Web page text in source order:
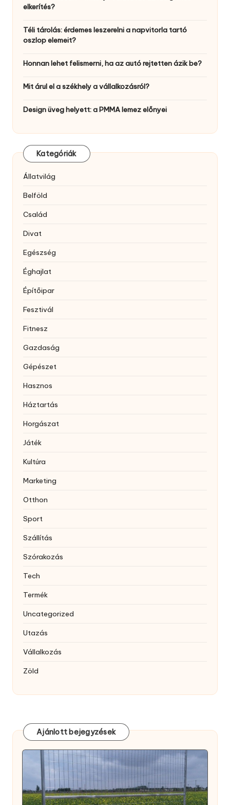
elkerítés?
Téli tárolás: érdemes leszerelni a napvitorla tartó
oszlop elemeit?
Honnan lehet felismerni, ha az autó rejtetten ázik be?
Mit árul el a székhely a vállalkozásról?
Design üveg helyett: a PMMA lemez előnyei
Kategóriák
Állatvilág
Belföld
Család
Divat
Egészség
Éghajlat
Építőipar
Fesztivál
Fitnesz
Gazdaság
Gépészet
Hasznos
Háztartás
Horgászat
Játék
Kultúra
Marketing
Otthon
Sport
Szállítás
Szórakozás
Tech
Termék
Uncategorized
Utazás
Vállalkozás
Zöld
Ajánlott bejegyzések